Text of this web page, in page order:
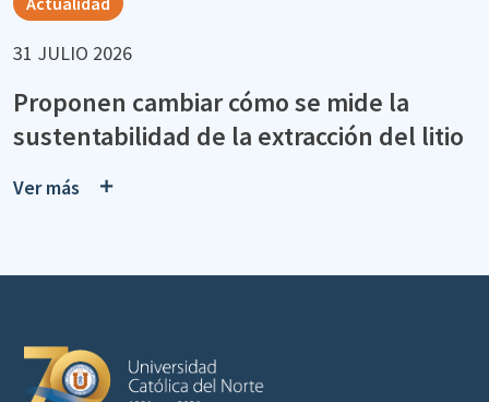
31 JULIO 2026
Proponen cambiar cómo se mide la
sustentabilidad de la extracción del litio
Ver más